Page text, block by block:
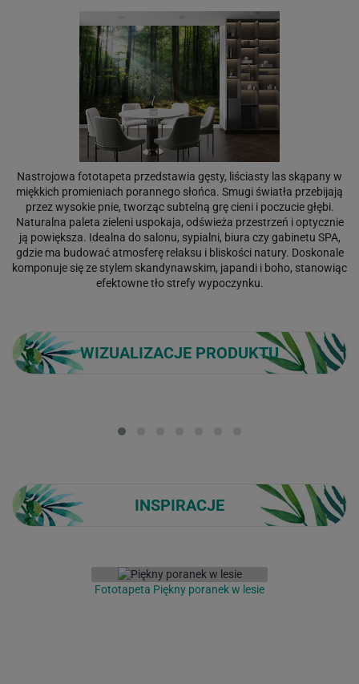
Nastrojowa fototapeta przedstawia gęsty, liściasty las skąpany w
miękkich promieniach porannego słońca. Smugi światła przebijają
przez wysokie pnie, tworząc subtelną grę cieni i poczucie głębi.
Naturalna paleta zieleni uspokaja, odświeża przestrzeń i optycznie
ją powiększa. Idealna do salonu, sypialni, biura czy gabinetu SPA,
gdzie ma budować atmosferę relaksu i bliskości natury. Doskonale
komponuje się ze stylem skandynawskim, japandi i boho, stanowiąc
efektowne tło strefy wypoczynku.
WIZUALIZACJE PRODUKTU
INSPIRACJE
Fototapeta Piękny poranek w lesie